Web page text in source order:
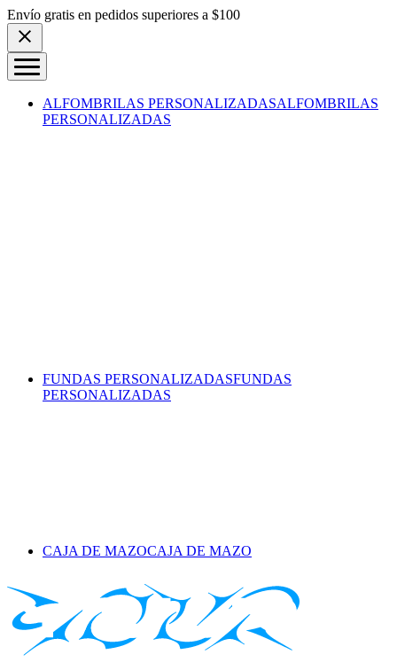
Skip to content
Envío gratis en pedidos superiores a $100
ALFOMBRILAS PERSONALIZADASALFOMBRILAS
PERSONALIZADAS
FUNDAS PERSONALIZADASFUNDAS
PERSONALIZADAS
CAJA DE MAZOCAJA DE MAZO